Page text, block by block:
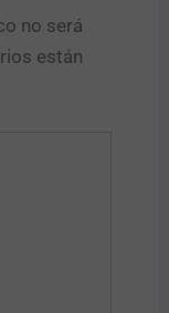
no será
están